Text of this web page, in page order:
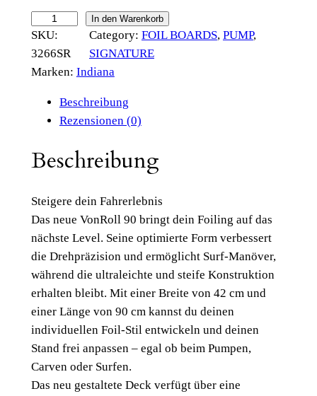
n
d
i
0
u
m
p
F
o
i
l
C
a
r
b
In den Warenkorb
SKU:
3266SR
Category: FOIL BOARDS, PUMP
SIGNATURE
Marken: Indiana
Beschreibung
Rezensionen (0)
Beschreibung
Steigere dein Fahrerlebnis
Das neue VonRoll 90 bringt dein Foiling auf das
nächste Level. Seine optimierte Form verbessert
die Drehpräzision und ermöglicht Surf-Manöver,
während die ultraleichte und steife Konstruktion
erhalten bleibt. Mit einer Breite von 42 cm und
einer Länge von 90 cm kannst du deinen
individuellen Foil-Stil entwickeln und deinen
Stand frei anpassen – egal ob beim Pumpen,
Carven oder Surfen.
Das neu gestaltete Deck verfügt über eine